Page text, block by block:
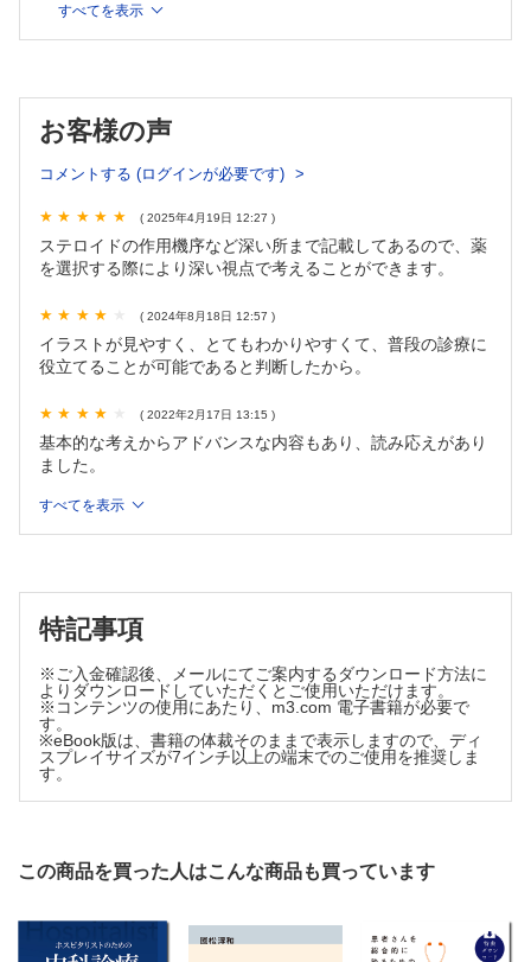
2. 活動性感染症への対応
1. GIOP
2. 骨壊死
4. 消化器症状 ステロイド使用患者では消化器のこれに気をつ
けよう/福井 翔
1. ステロイド使用患者で考えるべき消化器合併症の全体像
2. ステロイドと消化性潰瘍
3. 消化管カンジダ症
◦ Advanced Lecture：ステロイドと急性膵炎
1. ステロイドによる高血糖について
◦ Advanced Lecture：インスリンの投与量
2. ステロイドによる高血圧について
6. 精神症状（不眠・うつ・躁）/下郡 佳
3. リスクファクター
4. 治療
5. マネジメント
7. 救急外来受診時対応・入院／周術期管理（副腎不全）/滝澤
直歩
1. ステロイド内服患者における副腎不全
2. 副腎不全をいつ疑い，どうアプローチするか
4. 周術期管理（整形外科手術・外科手術）
2. 甲状腺機能低下症の合併時の注意点
1. 妊娠中のステロイド
2. 授乳中のステロイド
すべてを表示
お客様の声
コメントする (ログインが必要です)
( 2025年4月19日 12:27 )
ステロイドの作用機序など深い所まで記載してあるので、薬
を選択する際により深い視点で考えることができます。
( 2024年8月18日 12:57 )
イラストが見やすく、とてもわかりやすくて、普段の診療に
役立てることが可能であると判断したから。
( 2022年2月17日 13:15 )
基本的な考えからアドバンスな内容もあり、読み応えがあり
ました。
すべてを表示
特記事項
※ご入金確認後、メールにてご案内するダウンロード方法に
よりダウンロードしていただくとご使用いただけます。
※コンテンツの使用にあたり、m3.com 電子書籍が必要で
す。
※eBook版は、書籍の体裁そのままで表示しますので、ディ
スプレイサイズが7インチ以上の端末でのご使用を推奨しま
す。
この商品を買った人はこんな商品も買っています